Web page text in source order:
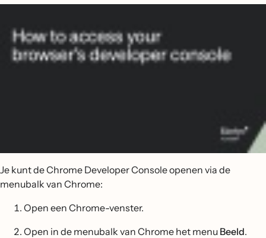
Je kunt de Chrome Developer Console openen via de
menubalk van Chrome:
Open een Chrome-venster.
Open in de menubalk van Chrome het menu Beeld.